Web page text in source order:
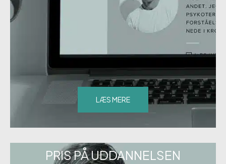
LÆS MERE
PRIS PÅ UDDANNELSEN